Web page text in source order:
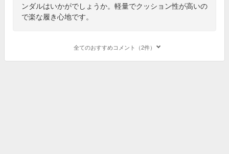
ンダルはいかがでしょうか。軽量でクッション性が高いの
で楽な履き心地です。
全てのおすすめコメント（2件）